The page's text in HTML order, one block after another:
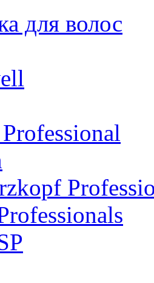
для волос